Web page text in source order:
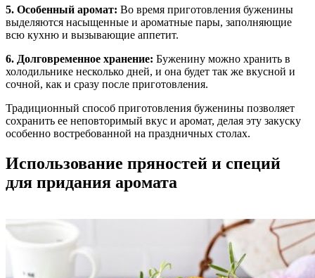
5. Особенный аромат: Во время приготовления буженины
выделяются насыщенные и ароматные пары, заполняющие
всю кухню и вызывающие аппетит.
6. Долговременное хранение: Буженину можно хранить в
холодильнике несколько дней, и она будет так же вкусной и
сочной, как и сразу после приготовления.
Традиционный способ приготовления буженины позволяет
сохранить ее неповторимый вкус и аромат, делая эту закуску
особенно востребованной на праздничных столах.
Использование пряностей и специй
для придания аромата